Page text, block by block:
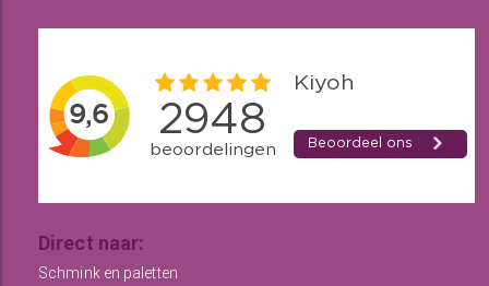
Direct naar:
Schmink en paletten